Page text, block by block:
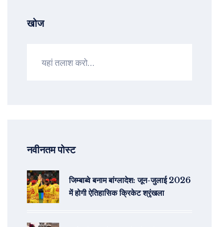
खोज
नवीनतम पोस्ट
जिम्बाब्वे बनाम बांग्लादेश: जून-जुलाई 2026
में होगी ऐतिहासिक क्रिकेट श्रृंखला